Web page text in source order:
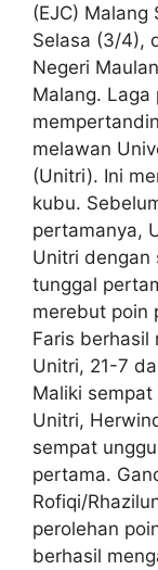
(EJC)
Selasa (3/4),
Negeri
Malang. Laga
melawan
(Unitri). Ini
kubu.
pertamanya,
Unitri dengan
tunggal
merebut poin
Faris berhasil
Unitri, 21-7
Maliki
Unitri,
sempat
pertama.
Rofiqi/
perolehan
berhasil